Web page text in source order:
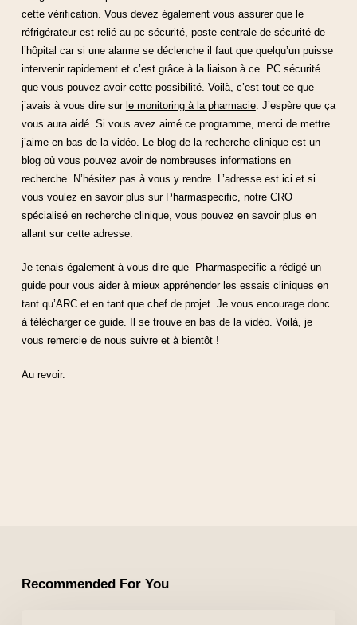
cette vérification. Vous devez également vous assurer que le
réfrigérateur est relié au pc sécurité, poste centrale de sécurité de
l’hôpital car si une alarme se déclenche il faut que quelqu’un puisse
intervenir rapidement et c’est grâce à la liaison à ce PC sécurité
que vous pouvez avoir cette possibilité. Voilà, c’est tout ce que
j’avais à vous dire sur le monitoring à la pharmacie. J’espère que ça
vous aura aidé. Si vous avez aimé ce programme, merci de mettre
j’aime en bas de la vidéo. Le blog de la recherche clinique est un
blog où vous pouvez avoir de nombreuses informations en
recherche. N’hésitez pas à vous y rendre. L’adresse est ici et si
vous voulez en savoir plus sur Pharmaspecific, notre CRO
spécialisé en recherche clinique, vous pouvez en savoir plus en
allant sur cette adresse.
Je tenais également à vous dire que Pharmaspecific a rédigé un
guide pour vous aider à mieux appréhender les essais cliniques en
tant qu’ARC et en tant que chef de projet. Je vous encourage donc
à télécharger ce guide. Il se trouve en bas de la vidéo. Voilà, je
vous remercie de nous suivre et à bientôt !
Au revoir.
Recommended For You